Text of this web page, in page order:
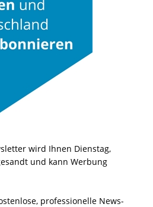
wird Ihnen Dienstag,
und kann Werbung
professionelle News-